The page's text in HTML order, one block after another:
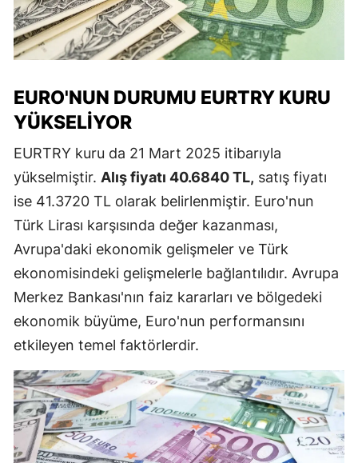
EURO'NUN DURUMU EURTRY KURU
YÜKSELIYOR
EURTRY kuru da 21 Mart 2025 itibarıyla
yükselmiştir. Alış fiyatı 40.6840 TL, satış fiyatı
ise 41.3720 TL olarak belirlenmiştir. Euro'nun
Türk Lirası karşısında değer kazanması,
Avrupa'daki ekonomik gelişmeler ve Türk
ekonomisindeki gelişmelerle bağlantılıdır. Avrupa
Merkez Bankası'nın faiz kararları ve bölgedeki
ekonomik büyüme, Euro'nun performansını
etkileyen temel faktörlerdir.